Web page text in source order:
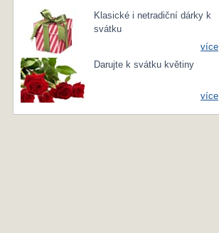
Klasické i netradiční dárky k
svátku
více
Darujte k svátku květiny
více